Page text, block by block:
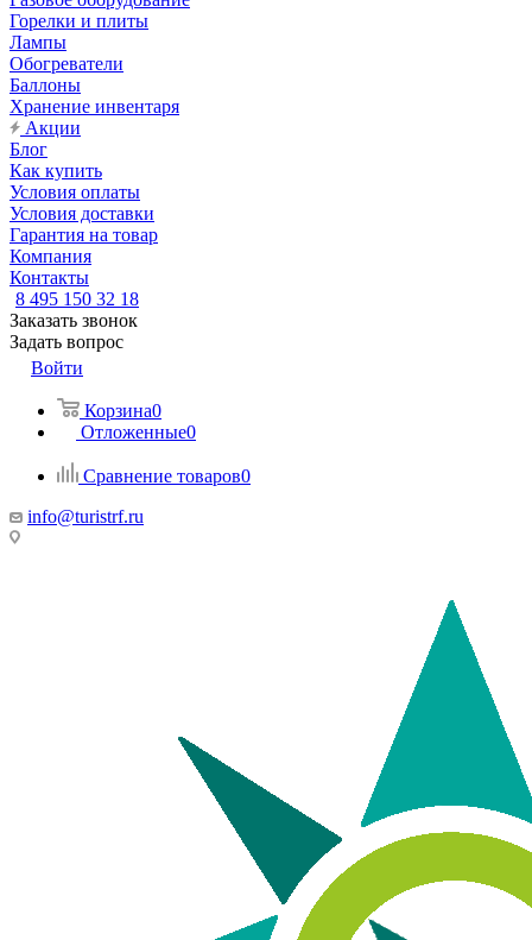
Горелки и плиты
Лампы
Обогреватели
Баллоны
Хранение инвентаря
Акции
Блог
Как купить
Условия оплаты
Условия доставки
Гарантия на товар
Компания
Контакты
8 495 150 32 18
Заказать звонок
Задать вопрос
Войти
Корзина0
Отложенные0
Сравнение товаров0
info@turistrf.ru